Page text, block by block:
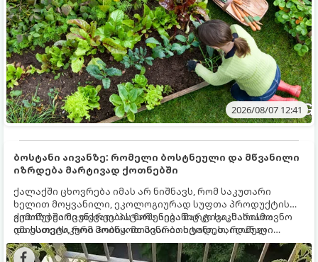
2026/08/07 12:41
ბოსტანი აივანზე: რომელი ბოსტნეული და მწვანილი
იზრდება მარტივად ქოთნებში
ქალაქში ცხოვრება იმას არ ნიშნავს, რომ საკუთარი
ხელით მოყვანილი, ეკოლოგიურად სუფთა პროდუქტის
გემოზე უარი თქვათ. პატარა აივანიც კი საკმარისია
იმისათვის, რომ მოიწყოთ მინი-ბოსტანი, საიდანაც
ყოველდღიურად ახალ, არომატულ მწვანილსა და
ბოსტნეულს მოკრეფთ.
ქოთნებში მცენარეების მოშენება მარტივი, სასიამოვნო
და ესთეტიკური ჰობია. მთავარია იცოდეთ, რომელი
კულტურები ეგუებიან ქოთნის პირობებს ყველაზე კარგად
და როგორ მოუაროთ მათ სწორად.